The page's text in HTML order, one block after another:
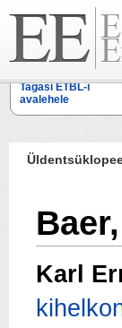
Tagasi ETBL-i
avalehele
Karl